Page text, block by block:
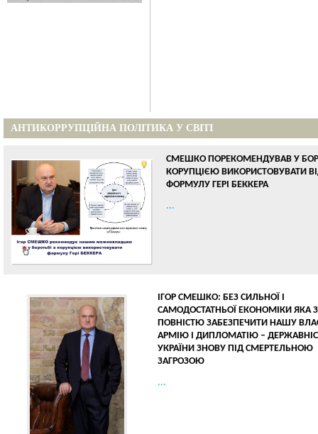
АНТИКОРРУПЦІЙНА ПОЛІТИКА У СВІТІ
СМЕШКО ПОРЕКОМЕНДУВАВ У
КОРУПЦІЄЮ ВИКОРИСТОВУВАТИ
ФОРМУЛУ ГЕРІ БЕККЕРА
...
ІГОР СМЕШКО: БЕЗ СИЛЬНОЇ І
САМОДОСТАТНЬОЇ ЕКОНОМІКИ ЯКА
ПОВНІСТЮ ЗАБЕЗПЕЧИТИ НАШУ
АРМІЮ І ДИПЛОМАТІЮ –
УКРАЇНИ ЗНОВУ ПІД СМЕРТЕЛЬНОЮ
ЗАГРОЗОЮ
...